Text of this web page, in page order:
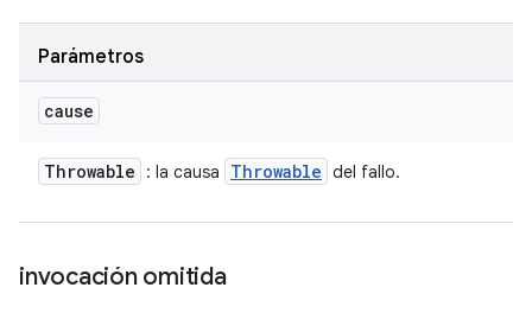
Parámetros
cause
Throwable : la causa Throwable del fallo.
invocación omitida